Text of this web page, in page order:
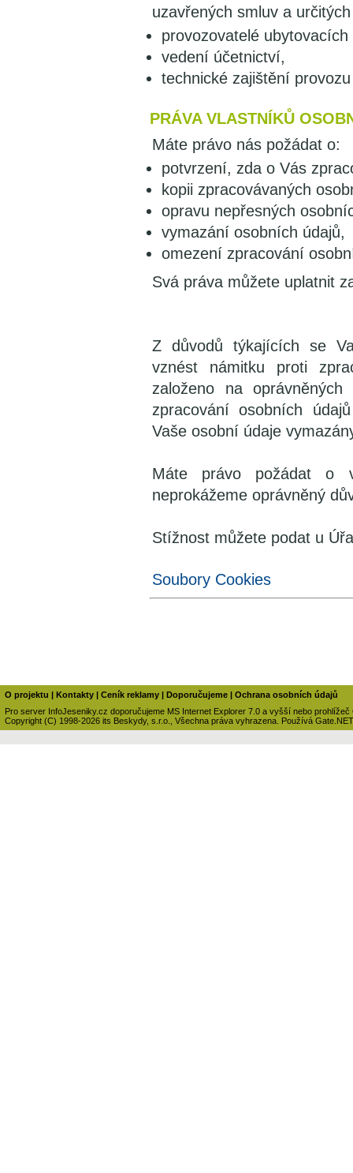
uzavřených smluv a
provozovatelé
vedení účetnictví,
technické zajištění
PRÁVA VLASTNÍKŮ
Máte právo nás požádat o:
potvrzení, zda o Vás
kopii zpracovávaných
opravu nepřesných
vymazání osobních údajů,
omezení zpracování
Svá práva můžete uplatnit
Z důvodů týkajících se
vznést námitku proti
založeno na
zpracování osobních
Vaše osobní údaje
Máte právo požádat o
neprokážeme oprávněný
Stížnost můžete podat u
Soubory Cookies
O projektu | Kontakty | Ceník reklamy | Doporučujeme | Ochrana osobních údajů
Pro server InfoJeseniky.cz doporučujeme MS Internet Explorer 7.0 a vyšší nebo prohlížeč
Copyright (C) 1998-2026 its Beskydy, s.r.o., Všechna práva vyhrazena. Používá